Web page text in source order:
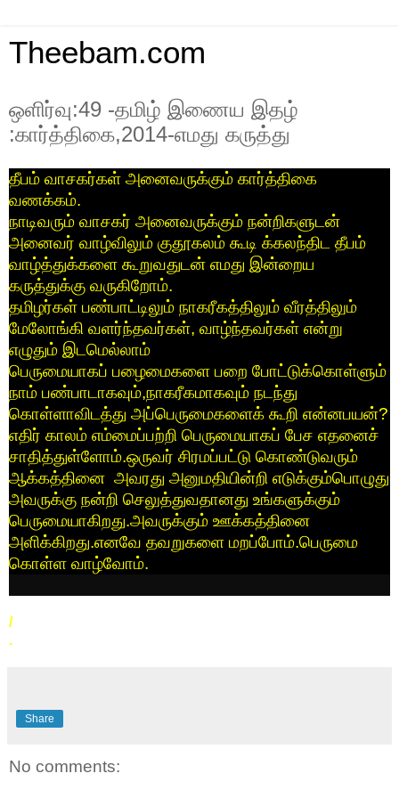
Theebam.com
ஒளிர்வு:49 -தமிழ் இணைய இதழ்
:கார்த்திகை,2014-எமது கருத்து
தீபம் வாசகர்கள் அனைவருக்கும் கார்த்திகை
வணக்கம்.
நாடிவரும் வாசகர் அனைவருக்கும் நன்றிகளுடன்
அனைவர் வாழ்விலும் குதூகலம் கூடி க்கலந்திட
தீபம்
வாழ்த்துக்களை கூறுவதுடன் எமது இன்றைய
கருத்துக்கு வருகிறோம்.
தமிழர்கள் பண்பாட்டிலும் நாகரீகத்திலும் வீரத்திலும்
மேலோங்கி வளர்ந்தவர்கள், வாழ்ந்தவர்கள் என்று
எழுதும் இடமெல்லாம்
பெருமையாகப் பழைமைகளை பறை போட்டுக்கொள்ளும்
நாம் பண்பாடாகவும்,நாகரீகமாகவும் நடந்து
கொள்ளாவிடத்து அப்பெருமைகளைக் கூறி என்னபயன்?
எதிர் காலம் எம்மைப்பற்றி பெருமையாகப் பேச எதனைச்
சாதித்துள்ளோம்.ஒருவர் சிரமப்பட்டு கொண்டுவரும்
ஆக்கத்தினை அவரது அனுமதியின்றி எடுக்கும்பொழுது
அவருக்கு நன்றி செலுத்துவதானது உங்களுக்கும்
பெருமையாகிறது.அவருக்கும் ஊக்கத்தினை
அளிக்கிறது.எனவே தவறுகளை மறப்போம்.பெருமை
கொள்ள வாழ்வோம்.
/
.
Share
No comments: